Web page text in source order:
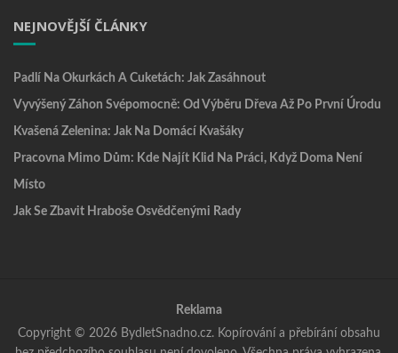
NEJNOVĚJŠÍ ČLÁNKY
Padlí Na Okurkách A Cuketách: Jak Zasáhnout
Vyvýšený Záhon Svépomocně: Od Výběru Dřeva Až Po První Úrodu
Kvašená Zelenina: Jak Na Domácí Kvašáky
Pracovna Mimo Dům: Kde Najít Klid Na Práci, Když Doma Není
Místo
Jak Se Zbavit Hraboše Osvědčenými Rady
Reklama
Copyright © 2026 BydletSnadno.cz. Kopírování a přebírání obsahu